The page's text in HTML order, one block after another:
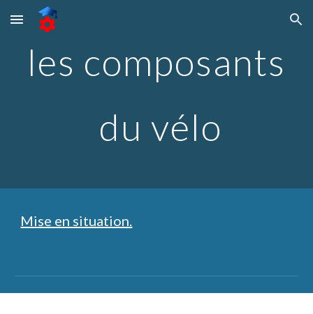
Skip to main content Skip to navigation
les composants
du vélo
Mise en situation.